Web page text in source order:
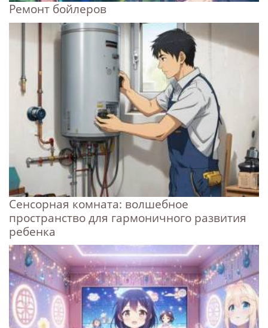
Ремонт бойлеров
Сенсорная комната: волшебное
пространство для гармоничного развития
ребенка